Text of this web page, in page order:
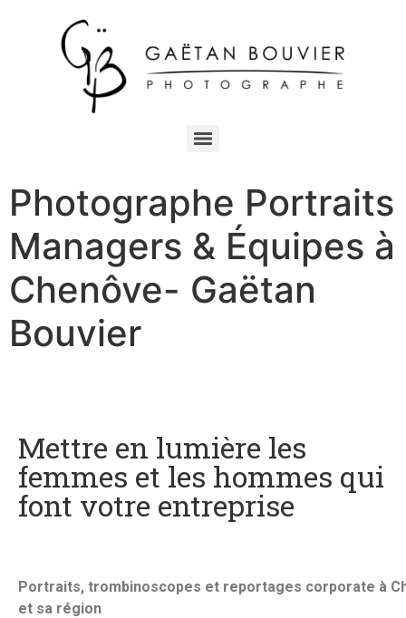
Photographe Portraits
Managers & Équipes à
Chenôve- Gaëtan
Bouvier
Mettre en lumière les
femmes et les hommes qui
font votre entreprise
Portraits, trombinoscopes et reportages corporate à
et sa région